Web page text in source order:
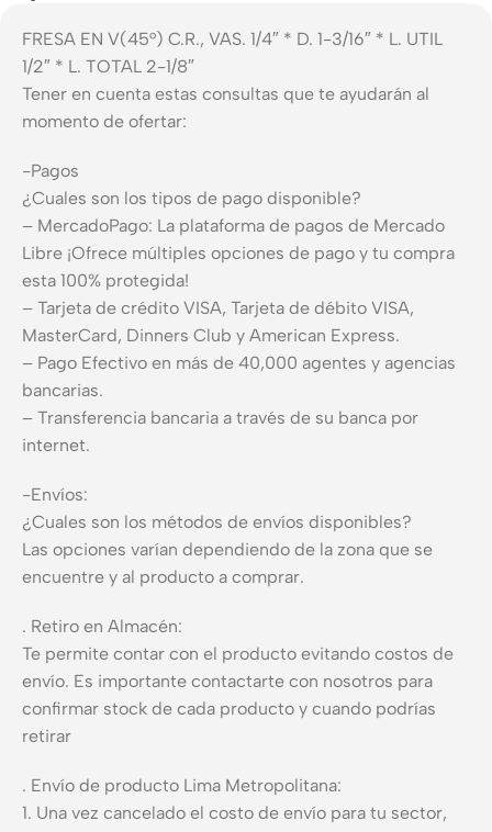
FRESA EN V(45°) C.R., VAS. 1/4″ * D. 1-3/16″ * L. UTIL
1/2″ * L. TOTAL 2-1/8″
Tener en cuenta estas consultas que te ayudarán al
momento de ofertar:
-Pagos
¿Cuales son los tipos de pago disponible?
– MercadoPago: La plataforma de pagos de Mercado
Libre ¡Ofrece múltiples opciones de pago y tu compra
esta 100% protegida!
– Tarjeta de crédito VISA, Tarjeta de débito VISA,
MasterCard, Dinners Club y American Express.
– Pago Efectivo en más de 40,000 agentes y agencias
bancarias.
– Transferencia bancaria a través de su banca por
internet.
-Envíos:
¿Cuales son los métodos de envíos disponibles?
Las opciones varían dependiendo de la zona que se
encuentre y al producto a comprar.
. Retiro en Almacén:
Te permite contar con el producto evitando costos de
envío. Es importante contactarte con nosotros para
confirmar stock de cada producto y cuando podrías
retirar
. Envío de producto Lima Metropolitana:
1. Una vez cancelado el costo de envío para tu sector,